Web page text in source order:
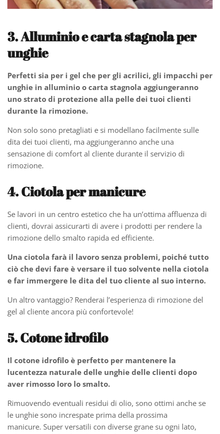
3. Alluminio e carta stagnola per
unghie
Perfetti sia per i gel che per gli acrilici, gli impacchi per
unghie in alluminio o carta stagnola aggiungeranno
uno strato di protezione alla pelle dei tuoi clienti
durante la rimozione.
Non solo sono pretagliati e si modellano facilmente sulle
dita dei tuoi clienti, ma aggiungeranno anche una
sensazione di comfort al cliente durante il servizio di
rimozione.
4. Ciotola per manicure
Se lavori in un centro estetico che ha un’ottima affluenza di
clienti, dovrai assicurarti di avere i prodotti per rendere la
rimozione dello smalto rapida ed efficiente.
Una ciotola farà il lavoro senza problemi, poiché tutto
ciò che devi fare è versare il tuo solvente nella ciotola
e far immergere le dita del tuo cliente al suo interno.
Un altro vantaggio? Renderai l’esperienza di rimozione del
gel al cliente ancora più confortevole!
5. Cotone idrofilo
Il cotone idrofilo è perfetto per mantenere la
lucentezza naturale delle unghie delle clienti dopo
aver rimosso loro lo smalto.
Rimuovendo eventuali residui di olio, sono ottimi anche se
le unghie sono increspate prima della prossima
manicure. Super versatili con diverse grane su ogni lato,